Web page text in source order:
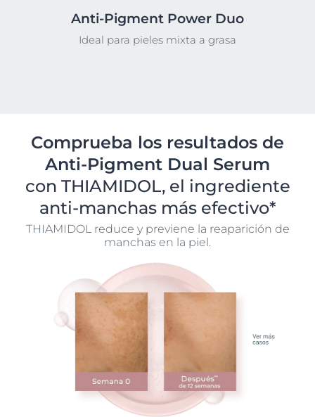
Anti-Pigment Power Duo
Ideal para pieles mixta a grasa
Comprueba los resultados de
Anti-Pigment Dual Serum
con THIAMIDOL, el ingrediente
anti-manchas más efectivo*
THIAMIDOL reduce y previene la reaparición de
manchas en la piel.